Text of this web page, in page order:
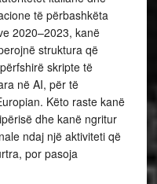
të përbashkëta
2020–2023, kanë
struktura që
skripte të
në AI, për të
Këto raste kanë
dhe kanë ngritur
ndaj një aktiviteti që
por pasoja